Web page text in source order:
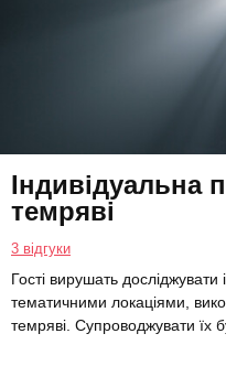
Індивідуальна
темряві
3 відгуки
Гості вирушать досліджувати
тематичними локаціями,
темряві. Супроводжувати їх